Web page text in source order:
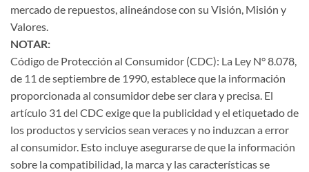
mercado de repuestos, alineándose con su Visión, Misión y
Valores.
NOTAR:
Código de Protección al Consumidor (CDC): La Ley N° 8.078,
de 11 de septiembre de 1990, establece que la información
proporcionada al consumidor debe ser clara y precisa. El
artículo 31 del CDC exige que la publicidad y el etiquetado de
los productos y servicios sean veraces y no induzcan a error
al consumidor. Esto incluye asegurarse de que la información
sobre la compatibilidad, la marca y las características se